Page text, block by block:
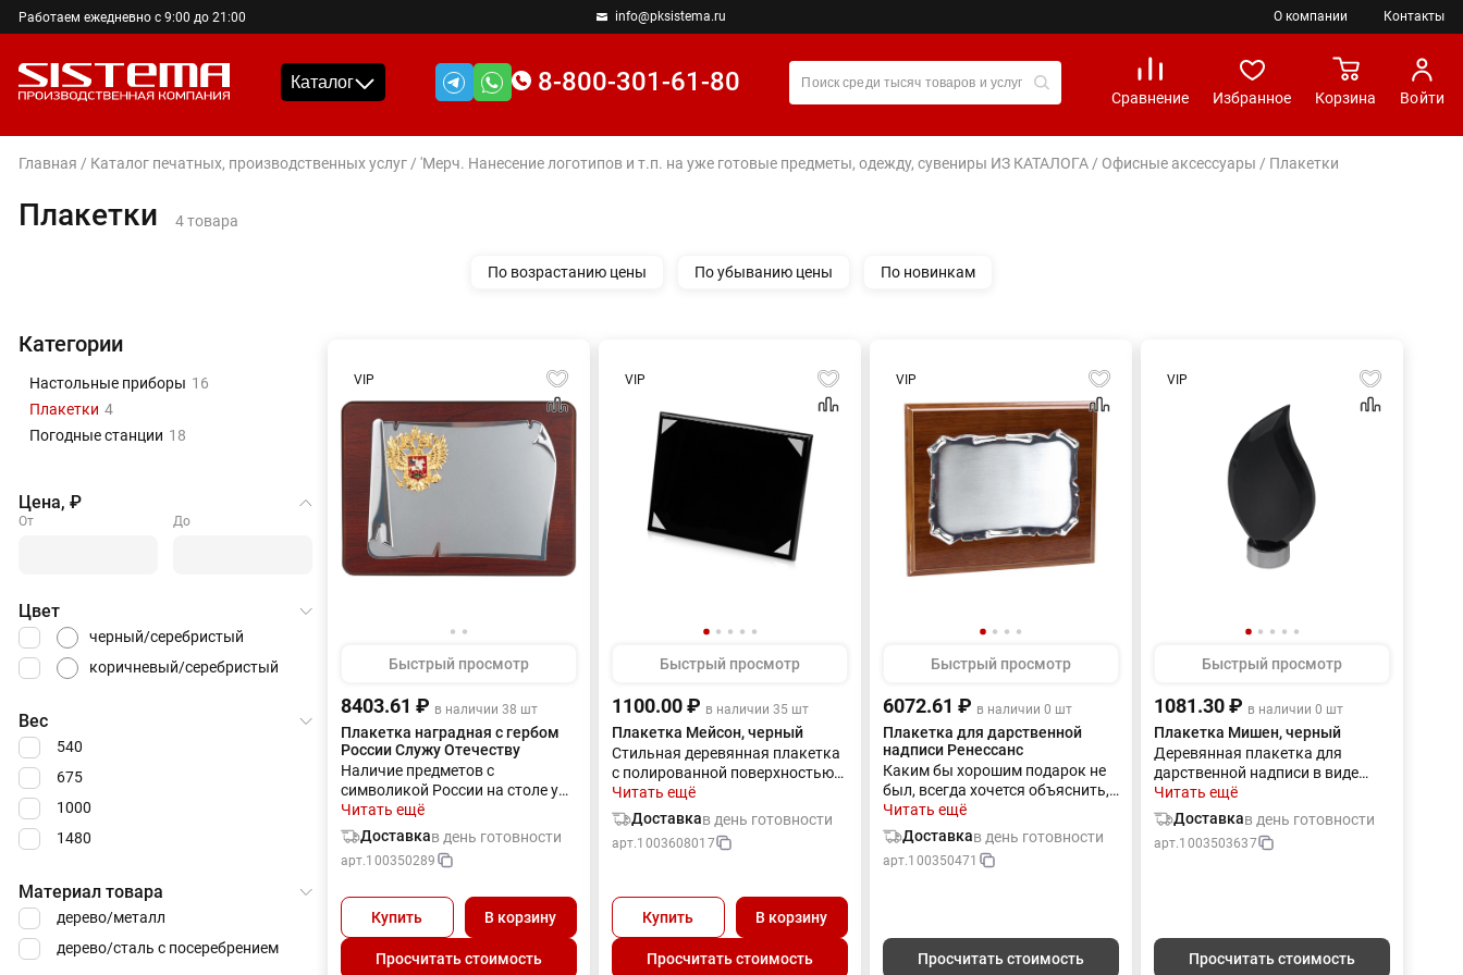
Работаем ежедневно с 9:00 до 21:00 info@pksistema.ru О компании Контакты
Каталог 8-800-301-61-80
Сравнение Избранное Корзина Войти
Главная / Каталог печатных, производственных услуг / 'Мерч. Нанесение логотипов и т.п. на уже готовые предметы, одежду, сувениры ИЗ КАТАЛОГА / Офисные аксессуары / Плакетки
Плакетки 4 товара
По возрастанию цены По убыванию цены По новинкам
Категории
Настольные приборы 16
Плакетки 4
Погодные станции 18
Цена, ₽
От До
Цвет
черный/серебристый
коричневый/серебристый
Вес
540
675
1000
1480
Материал товара
дерево/металл
дерево/сталь с посеребрением
VIP
Быстрый просмотр
8403.61 ₽ в наличии 38 шт
Плакетка наградная с гербом
России Служу Отечеству
Наличие предметов с
символикой России на столе у
любого коммерсанта говорит о
многом. И важно, чтобы
партнеры бизнесмена это
видели. Гравировка
чернения) на данный товар
осуществляется бесплатно.
Оплачивается только настройка
оборудования в размере 1100
Читать ещё
Доставкав день готовности
арт.100350289
Купить В корзину
Просчитать стоимость
VIP
Быстрый просмотр
1100.00 ₽ в наличии 35 шт
Плакетка Мейсон, черный
Стильная деревянная плакетка
с полированной поверхностью
станет прекрасной наградой
победителям конкурсов,
спортивных соревнований. Это
превосходный
Читать ещё
Доставкав день готовности
арт.1003608017
Купить В корзину
Просчитать стоимость
VIP
Быстрый просмотр
6072.61 ₽ в наличии 0 шт
Плакетка для дарственной
надписи Ренессанс
Каким бы хорошим подарок не
был, всегда хочется объяснить,
за что он вручается. Да и теплые
слова для человека важны
ничуть не меньше, чем самый
дорогой подарок. Особенно,
испанскими мастерами.
Гравировка (оптоволоконный
Читать ещё
Доставкав день готовности
арт.100350471
Просчитать стоимость
VIP
Быстрый просмотр
1081.30 ₽ в наличии 0 шт
Плакетка Мишен, черный
Деревянная плакетка для
дарственной надписи в виде
языка пламени может стать
символичным подарком или
знаком отличия для сотрудника
нефтяной или газодобывающей
надпись. Гравировка
(оптоволоконный лазер) (Без
Читать ещё
Доставкав день готовности
арт.1003503637
Просчитать стоимость